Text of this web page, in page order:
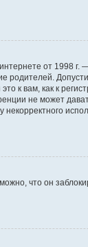
от 1998
к вам, как к
не может
что он